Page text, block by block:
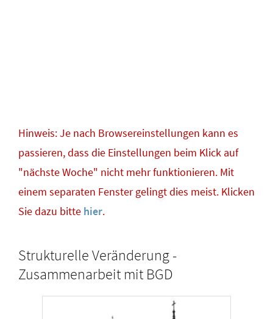
Hinweis: Je nach Browsereinstellungen kann es
passieren, dass die Einstellungen beim Klick auf
"nächste Woche" nicht mehr funktionieren. Mit
einem separaten Fenster gelingt dies meist. Klicken
Sie dazu bitte hier.
Strukturelle Veränderung -
Zusammenarbeit mit BGD